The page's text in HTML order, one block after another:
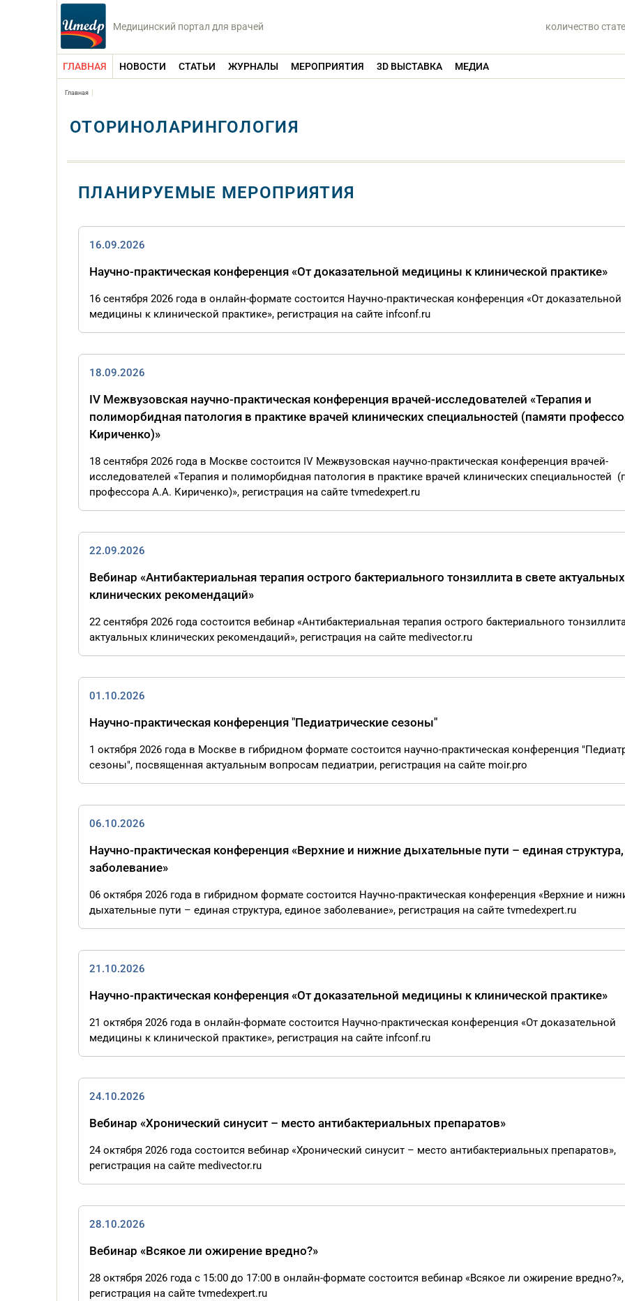
Медицинский портал для врачей количество
ГЛАВНАЯ НОВОСТИ СТАТЬИ ЖУРНАЛЫ МЕРОПРИЯТИЯ 3D ВЫСТАВКА МЕДИА
Главная
ОТОРИНОЛАРИНГОЛОГИЯ
ПЛАНИРУЕМЫЕ МЕРОПРИЯТИЯ
16.09.2026
Научно-практическая конференция «От доказательной медицины к клинической практике»
16 сентября 2026 года в онлайн-формате состоится Научно-практическая конференция «От доказательной
медицины к клинической практике», регистрация на сайте infconf.ru
18.09.2026
IV Межвузовская научно-практическая конференция врачей-исследователей «Терапия и
полиморбидная патология в практике врачей клинических специальностей (памяти
Кириченко)»
18 сентября 2026 года в Москве состоится IV Межвузовская научно-практическая конференция врачей-
исследователей «Терапия и полиморбидная патология в практике врачей клинических специальностей
профессора А.А. Кириченко)», регистрация на сайте tvmedexpert.ru
22.09.2026
Вебинар «Антибактериальная терапия острого бактериального тонзиллита в свете актуальных
клинических рекомендаций»
22 сентября 2026 года состоится вебинар «Антибактериальная терапия острого бактериального
актуальных клинических рекомендаций», регистрация на сайте medivector.ru
01.10.2026
Научно-практическая конференция "Педиатрические сезоны"
1 октября 2026 года в Москве в гибридном формате состоится научно-практическая конференция
сезоны", посвященная актуальным вопросам педиатрии, регистрация на сайте moir.pro
06.10.2026
Научно-практическая конференция «Верхние и нижние дыхательные пути – единая
заболевание»
06 октября 2026 года в гибридном формате состоится Научно-практическая конференция «Верхние и
дыхательные пути – единая структура, единое заболевание», регистрация на сайте tvmedexpert.ru
21.10.2026
Научно-практическая конференция «От доказательной медицины к клинической практике»
21 октября 2026 года в онлайн-формате состоится Научно-практическая конференция «От доказательной
медицины к клинической практике», регистрация на сайте infconf.ru
24.10.2026
Вебинар «Хронический синусит – место антибактериальных препаратов»
24 октября 2026 года состоится вебинар «Хронический синусит – место антибактериальных препаратов»,
регистрация на сайте medivector.ru
28.10.2026
Вебинар «Всякое ли ожирение вредно?»
28 октября 2026 года с 15:00 до 17:00 в онлайн-формате состоится вебинар «Всякое ли ожирение вредно?»,
регистрация на сайте tvmedexpert.ru